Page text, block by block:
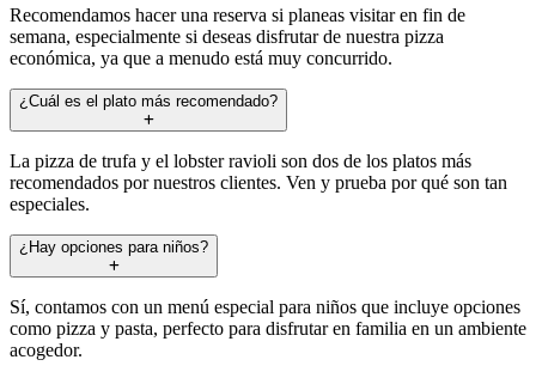
Recomendamos hacer una reserva si planeas visitar en fin de
semana, especialmente si deseas disfrutar de nuestra pizza
económica, ya que a menudo está muy concurrido.
¿Cuál es el plato más recomendado?
La pizza de trufa y el lobster ravioli son dos de los platos más
recomendados por nuestros clientes. Ven y prueba por qué son tan
especiales.
¿Hay opciones para niños?
Sí, contamos con un menú especial para niños que incluye opciones
como pizza y pasta, perfecto para disfrutar en familia en un ambiente
acogedor.